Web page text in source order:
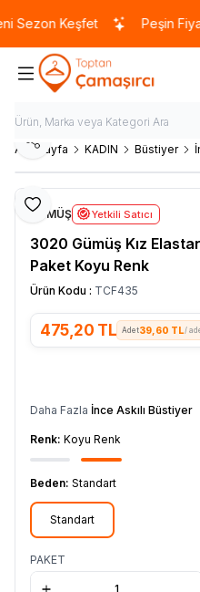
Keşfet Peşin
Ana Sayfa KADIN Büstiyer
Favoriye Ekle
Paylaş
GÜMÜŞ Yetkili Satıcı
3020 Gümüş Kız
Paket Koyu Renk
Ürün Kodu : TCF435
475,20 TL 39,60 TL/
Daha Fazla İnce Askılı Büstiyer
Renk: Koyu Renk
Beden: Standart
Standart
PAKET